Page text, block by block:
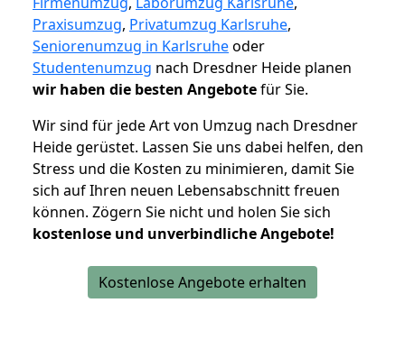
Praxisumzug, Privatumzug Karlsruhe,
Seniorenumzug in Karlsruheoder
Studentenumzug nach Dresdner Heide planen
wir haben die besten Angebotefür Sie.
Wir sind für jede Art von Umzug nach Dresdner
Heide gerüstet. Lassen Sie uns dabei helfen, den
Stress und die Kosten zu minimieren, damit Sie
sich auf Ihren neuen Lebensabschnitt freuen
können. Zögern Sie nicht und holen Sie sich
kostenlose und unverbindliche Angebote!
Kostenlose Angebote erhalten